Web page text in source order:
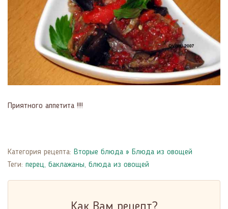
Приятного аппетита !!!!
Категория рецепта: Вторые блюда » Блюда из овощей
Теги: перец, баклажаны, блюда из овощей